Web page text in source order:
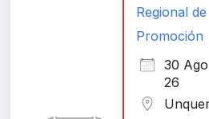
Regional de
Promoción
30 Ago
26